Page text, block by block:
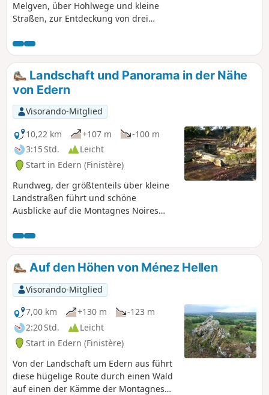
Melgven, über Hohlwege und kleine
Straßen, zur Entdeckung von drei
Landschaft und Panorama in der Nähe
von Edern
Visorando-Mitglied
10,22 km
+107 m
-100 m
3:15 Std.
Leicht
Start in Edern (Finistère)
Rundweg, der größtenteils über kleine
Landstraßen führt und schöne
Ausblicke auf die Montagnes Noires
Auf den Höhen von Ménez Hellen
Visorando-Mitglied
7,00 km
+130 m
-123 m
2:20 Std.
Leicht
Start in Edern (Finistère)
Von der Landschaft um Edern aus führt
diese hügelige Route durch einen Wald
auf einen der Kämme der Montagnes